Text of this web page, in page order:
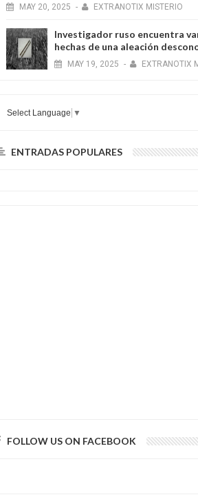
MAY 20, 2025 - EXTRANOTIX MISTERIO
Investigador ruso encuentra
hechas de una aleación
MAY 19, 2025 - EXTRANOTIX
Select Language ▼
ENTRADAS POPULARES
FOLLOW US ON FACEBOOK